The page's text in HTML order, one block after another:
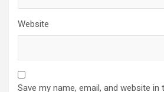
Website
Save my name, email, and website